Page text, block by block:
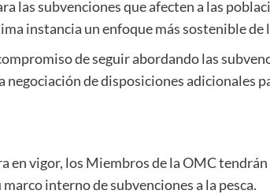
las subvenciones que afecten a las
instancia un enfoque más sostenible de
de seguir abordando las
negociación de disposiciones adicionales
en vigor, los Miembros de la OMC
interno de subvenciones a la pesca.